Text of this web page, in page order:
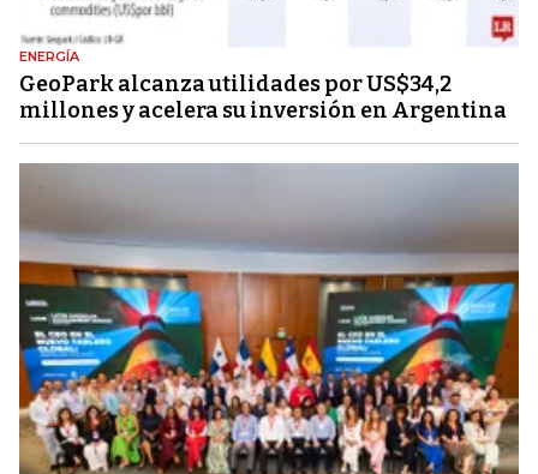
ENERGÍA
GeoPark alcanza utilidades por US$34,2
millones y acelera su inversión en Argentina